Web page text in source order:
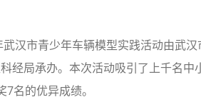
汉市青少年车辆模型实践活动由武
经局承办。本次活动吸引了上千名
7名的优异成绩。